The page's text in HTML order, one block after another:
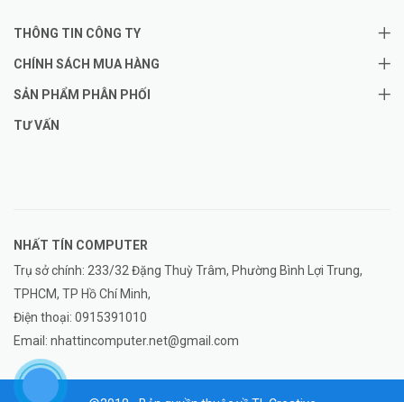
THÔNG TIN CÔNG TY
CHÍNH SÁCH MUA HÀNG
SẢN PHẨM PHÂN PHỐI
TƯ VẤN
NHẤT TÍN COMPUTER
Trụ sở chính: 233/32 Đặng Thuỳ Trâm, Phường Bình Lợi Trung,
TPHCM, TP Hồ Chí Minh,
Điện thoại: 0915391010
Email: nhattincomputer.net@gmail.com